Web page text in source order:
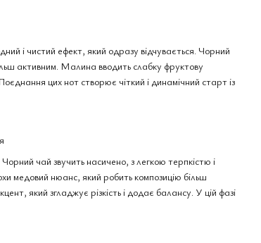
і чистий ефект, який одразу відчувається. Чорний
активним. Малина вводить слабку фруктову
цих нот створює чіткий і динамічний старт із
чай звучить насичено, з легкою терпкістю і
медовий нюанс, який робить композицію більш
який згладжує різкість і додає балансу. У цій фазі